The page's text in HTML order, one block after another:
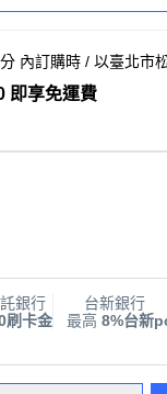
內訂購時 / 以臺北市
即享免運費
銀行
刷卡金
台新銀行
最高 8%台新